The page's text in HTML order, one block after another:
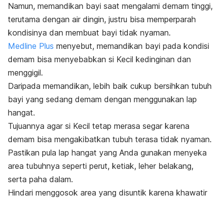
Namun, memandikan bayi saat mengalami demam tinggi,
terutama dengan air dingin, justru bisa memperparah
kondisinya dan membuat bayi tidak nyaman.
Medline Plus menyebut, memandikan bayi pada kondisi
demam bisa menyebabkan si Kecil kedinginan dan
menggigil.
Daripada memandikan, lebih baik cukup bersihkan tubuh
bayi yang sedang demam dengan menggunakan lap
hangat.
Tujuannya agar si Kecil tetap merasa segar karena
demam bisa mengakibatkan tubuh terasa tidak nyaman.
Pastikan pula lap hangat yang Anda gunakan menyeka
area tubuhnya seperti perut, ketiak, leher belakang,
serta paha dalam.
Hindari menggosok area yang disuntik karena khawatir